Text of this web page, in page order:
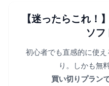
【迷ったらこれ！
ソフ
初心者でも直感的に使
り。しかも無
買い切りプラン